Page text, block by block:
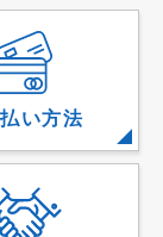
い方法